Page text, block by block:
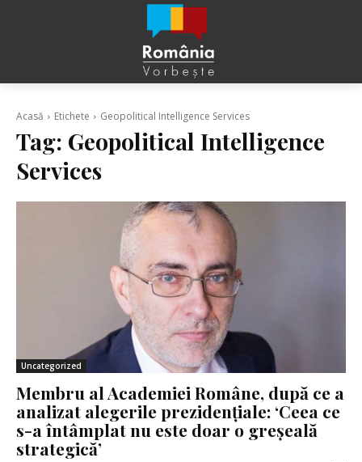
Acasă Etichete Geopolitical Intelligence Services
Tag: Geopolitical Intelligence
Services
Uncategorized
Membru al Academiei Române, după ce a
analizat alegerile prezidențiale: ‘Ceea ce
s-a întâmplat nu este doar o greșeală
strategică’